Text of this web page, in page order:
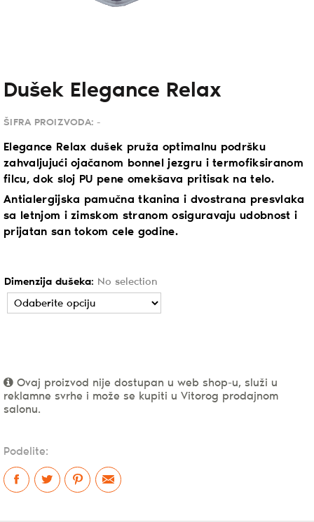
Dušek Elegance Relax
ŠIFRA PROIZVODA:-
Elegance Relax dušek pruža optimalnu podršku
zahvaljujući ojačanom bonnel jezgru i termofiksiranom
filcu, dok sloj PU pene omekšava pritisak na telo.
Antialergijska pamučna tkanina i dvostrana presvlaka
sa letnjom i zimskom stranom osiguravaju udobnost i
prijatan san tokom cele godine.
Dimenzija dušeka: No selection
Ovaj proizvod nije dostupan u web shop-u, služi u
reklamne svrhe i može se kupiti u Vitorog prodajnom
salonu.
Podelite: